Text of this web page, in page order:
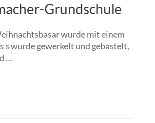
Grundschule
wurde mit einem
s wurde gewerkelt und gebastelt,
…